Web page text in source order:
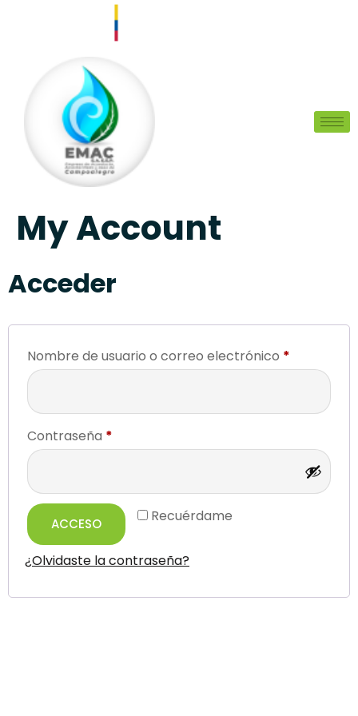
My Account
Acceder
Nombre de usuario o correo electrónico *
Contraseña *
Recuérdame
ACCESO
¿Olvidaste la contraseña?